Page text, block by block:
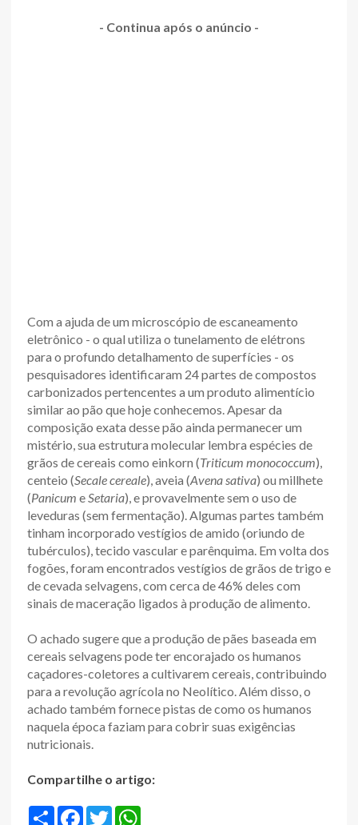
- Continua após o anúncio -
Com a ajuda de um microscópio de escaneamento
eletrônico - o qual utiliza o tunelamento de elétrons
para o profundo detalhamento de superfícies - os
pesquisadores identificaram 24 partes de compostos
carbonizados pertencentes a um produto alimentício
similar ao pão que hoje conhecemos. Apesar da
composição exata desse pão ainda permanecer um
mistério, sua estrutura molecular lembra espécies de
grãos de cereais como einkorn (Triticum monococcum),
centeio (Secale cereale), aveia (Avena sativa) ou millhete
(Panicum eSetaria), e provavelmente sem o uso de
leveduras (sem fermentação). Algumas partes também
tinham incorporado vestígios de amido (oriundo de
tubérculos), tecido vascular e parênquima. Em volta dos
fogões, foram encontrados vestígios de grãos de trigo e
de cevada selvagens, com cerca de 46% deles com
sinais de maceração ligados à produção de alimento.
O achado sugere que a produção de pães baseada em
cereais selvagens pode ter encorajado os humanos
caçadores-coletores a cultivarem cereais, contribuindo
para a revolução agrícola no Neolítico. Além disso, o
achado também fornece pistas de como os humanos
naquela época faziam para cobrir suas exigências
nutricionais.
Compartilhe o artigo:
S
F
T